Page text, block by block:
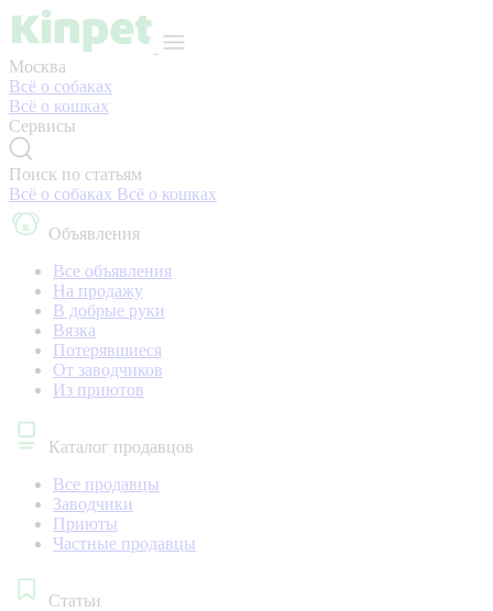
Москва
Всё о собаках
Всё о кошках
Сервисы
Поиск по статьям
Всё о собаках Всё о кошках
Объявления
Все объявления
На продажу
В добрые руки
Вязка
Потерявшиеся
От заводчиков
Из приютов
Каталог продавцов
Все продавцы
Заводчики
Приюты
Частные продавцы
Статьи